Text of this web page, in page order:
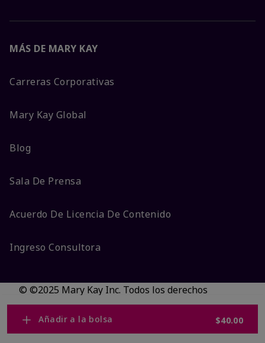
Añadir a la bolsa $40.00
MÁS DE MARY KAY
Carreras Corporativas
Mary Kay Global
Blog
Sala De Prensa
Acuerdo De Licencia De Contenido
Ingreso Consultora
© ©2025 Mary Kay Inc. Todos los derechos
reservados.
No vender/Preferencias de cookies